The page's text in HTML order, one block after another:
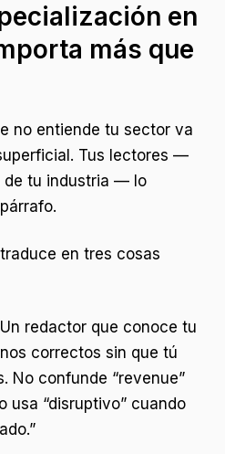
en
más que
no entiende tu sector va
Tus lectores —
de tu industria — lo
en tres cosas
Un redactor que conoce tu
correctos sin que tú
No confunde “revenue”
usa “disruptivo” cuando